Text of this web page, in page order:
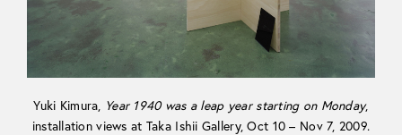
Yuki Kimura, Year 1940 was a leap year starting on Monday,
installation views at Taka Ishii Gallery, Oct 10 – Nov 7, 2009.